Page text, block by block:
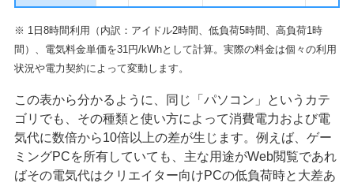
※ 1日8時間利用（内訳：アイドル2時間、低負荷5時間、高負荷1時
間）、電気料金単価を31円/kWhとして計算。実際の料金は個々の利用
状況や電力契約によって変動します。
この表から分かるように、同じ「パソコン」というカテ
ゴリでも、その種類と使い方によって消費電力および電
気代に数倍から10倍以上の差が生じます。例えば、ゲー
ミングPCを所有していても、主な用途がWeb閲覧であれ
ばその電気代はクリエイター向けPCの低負荷時と大差あ